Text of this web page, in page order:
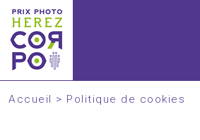
Accueil > Politique de cookies